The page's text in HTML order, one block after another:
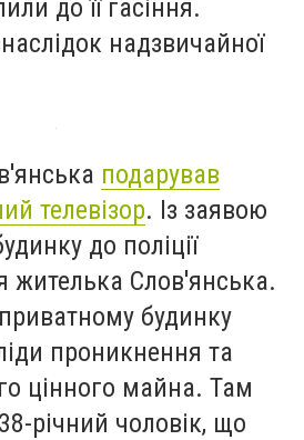
до її гасіння.
надзвичайної
подарував
телевізор. Із заявою
до поліції
жителька Слов'янська.
будинку
проникнення та
цінного майна. Там
річний чоловік, що